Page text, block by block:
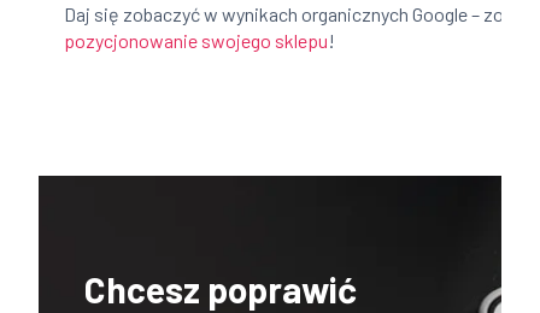
Daj się zobaczyć w wynikach organicznych Google –
pozycjonowanie swojego sklepu!
Chcesz poprawić